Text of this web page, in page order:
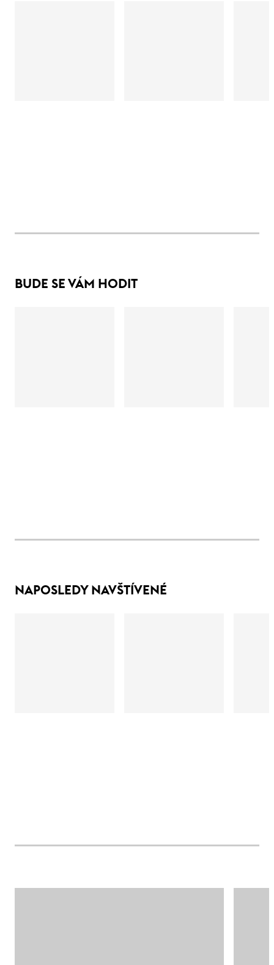
BUDE SE VÁM HODIT
NAPOSLEDY NAVŠTÍVENÉ